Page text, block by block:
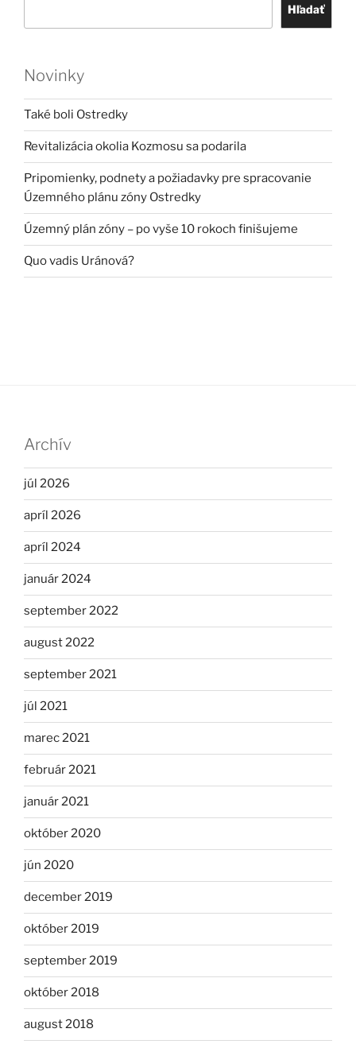
Hľadať
Novinky
Také boli Ostredky
Revitalizácia okolia Kozmosu sa podarila
Pripomienky, podnety a požiadavky pre spracovanie
Územného plánu zóny Ostredky
Územný plán zóny – po vyše 10 rokoch finišujeme
Quo vadis Uránová?
Archív
júl 2026
apríl 2026
apríl 2024
január 2024
september 2022
august 2022
september 2021
júl 2021
marec 2021
február 2021
január 2021
október 2020
jún 2020
december 2019
október 2019
september 2019
október 2018
august 2018